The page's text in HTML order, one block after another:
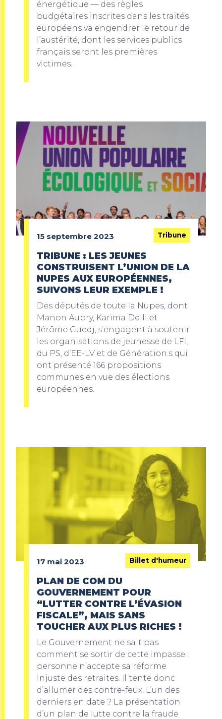
énergétique — des règles
budgétaires inscrites dans les traités
européens va engendrer le retour de
l’austérité, dont les services publics
français seront les premières
victimes.
15 septembre 2023 Tribune
TRIBUNE : LES JEUNES
CONSTRUISENT L’UNION DE LA
NUPES AUX EUROPÉENNES,
SUIVONS LEUR EXEMPLE !
Des députés de toute la Nupes, dont
Manon Aubry, Karima Delli et
Jérôme Guedj, s’engagent à soutenir
les organisations de jeunesse de LFI,
du PS, d’EE-LV et de Génération.s qui
ont présenté 166 propositions
communes en vue des élections
européennes.
17 mai 2023 Billet d'humeur
PLAN DE COM DU
GOUVERNEMENT POUR
“LUTTER CONTRE L’ÉVASION
FISCALE”, MAIS SANS
TOUCHER AUX PLUS RICHES !
Le Gouvernement ne sait pas
comment se sortir de cette impasse :
personne n’accepte sa réforme
injuste des retraites. Il tente donc
d’allumer des contre-feux. L’un des
derniers en date ? La présentation
d’un plan de lutte contre la fraude